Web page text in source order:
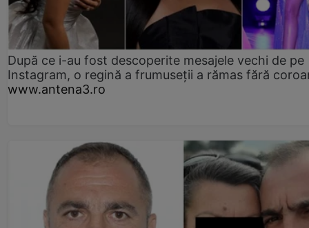
După ce i-au fost descoperite mesajele vechi de pe
Instagram, o regină a frumuseții a rămas fără
www.antena3.ro